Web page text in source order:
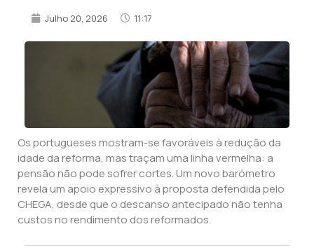
Julho 20, 2026 11:17
Os portugueses mostram-se favoráveis à redução da
idade da reforma, mas traçam uma linha vermelha: a
pensão não pode sofrer cortes. Um novo barómetro
revela um apoio expressivo à proposta defendida pelo
CHEGA, desde que o descanso antecipado não tenha
custos no rendimento dos reformados.